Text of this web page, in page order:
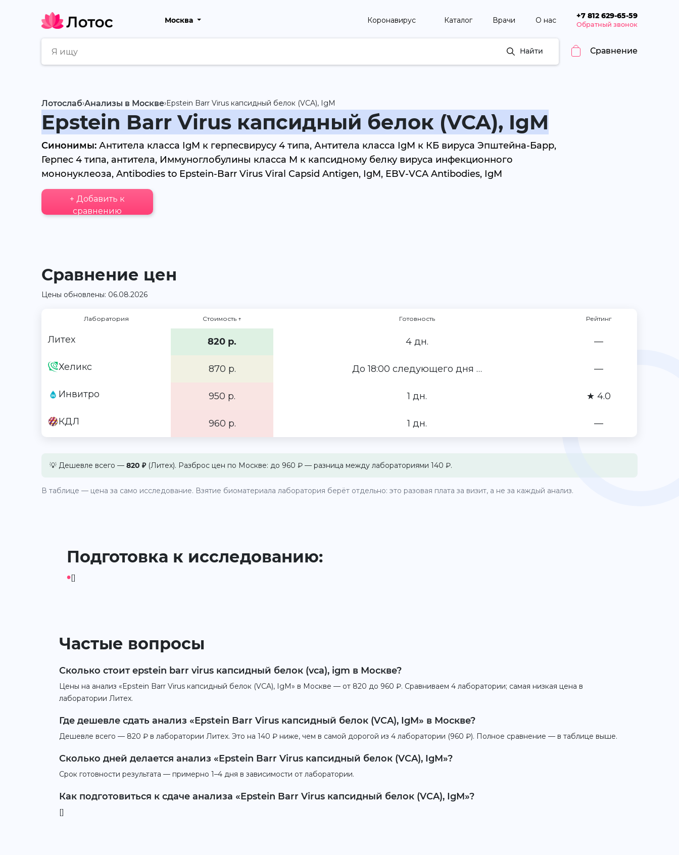
Москва Коронавирус Каталог Врачи О нас +7 812 629-65-59
Обратный звонок
Найти Сравнение
Лотослаб›Анализы в Москве›Epstein Barr Virus капсидный белок (VCA), IgM
Epstein Barr Virus капсидный белок (VCA), IgM
Синонимы: Антитела класса IgM к герпесвирусу 4 типа, Антитела класса IgM к КБ вируса Эпштейна-Барр,
Герпес 4 типа, антитела, Иммуноглобулины класса M к капсидному белку вируса инфекционного
мононуклеоза, Antibodies to Epstein-Barr Virus Viral Capsid Antigen, IgM, EBV-VCA Antibodies, IgM
+ Добавить к
сравнению
Сравнение цен
Цены обновлены: 06.08.2026
Лаборатория Стоимость ↑ Готовность Рейтинг
Литех 820 р. 4 дн. —
Хеликс 870 р. До 18:00 следующего дня … —
Инвитро 950 р. 1 дн. ★ 4.0
КДЛ 960 р. 1 дн. —
💡 Дешевле всего —820 ₽(Литех). Разброс цен по Москве: до 960 ₽ — разница между лабораториями 140 ₽.
В таблице — цена за само исследование. Взятие биоматериала лаборатория берёт отдельно: это разовая плата за визит, а не за каждый анализ.
Подготовка к исследованию:
•[]
Частые вопросы
Сколько стоит epstein barr virus капсидный белок (vca), igm в Москве?
Цены на анализ «Epstein Barr Virus капсидный белок (VCA), IgM» в Москве — от 820 до 960 ₽. Сравниваем 4 лаборатории; самая низкая цена в
лаборатории Литех.
Где дешевле сдать анализ «Epstein Barr Virus капсидный белок (VCA), IgM» в Москве?
Дешевле всего — 820 ₽ в лаборатории Литех. Это на 140 ₽ ниже, чем в самой дорогой из 4 лаборатории (960 ₽). Полное сравнение — в таблице выше.
Сколько дней делается анализ «Epstein Barr Virus капсидный белок (VCA), IgM»?
Срок готовности результата — примерно 1–4 дня в зависимости от лаборатории.
Как подготовиться к сдаче анализа «Epstein Barr Virus капсидный белок (VCA), IgM»?
[]